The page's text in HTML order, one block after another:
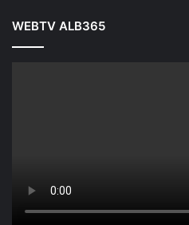
WEBTV ALB365